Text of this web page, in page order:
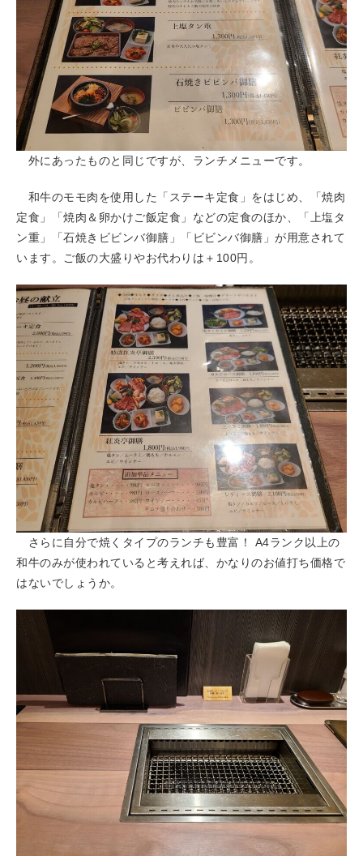
外にあったものと同じですが、ランチメニューです。
和牛のモモ肉を使用した「ステーキ定食」をはじめ、「焼肉
定食」「焼肉＆卵かけご飯定食」などの定食のほか、「上塩タ
ン重」「石焼きビビンバ御膳」「ビビンバ御膳」が用意されて
います。ご飯の大盛りやお代わりは＋100円。
さらに自分で焼くタイプのランチも豊富！ A4ランク以上の
和牛のみが使われていると考えれば、かなりのお値打ち価格で
はないでしょうか。